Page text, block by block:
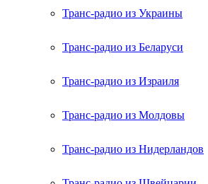
Транс-радио из Украины
Транс-радио из Беларуси
Транс-радио из Израиля
Транс-радио из Молдовы
Транс-радио из Нидерландов